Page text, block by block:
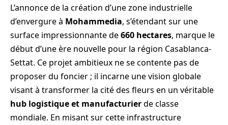
L’annonce de la création d’une zone industrielle
d’envergure à Mohammedia, s’étendant sur une
surface impressionnante de660 hectares, marque le
début d’une ère nouvelle pour la région Casablanca-
Settat. Ce projet ambitieux ne se contente pas de
proposer du foncier ; il incarne une vision globale
visant à transformer la cité des fleurs en un véritable
hub logistique et manufacturierde classe
mondiale. En misant sur cette infrastructure